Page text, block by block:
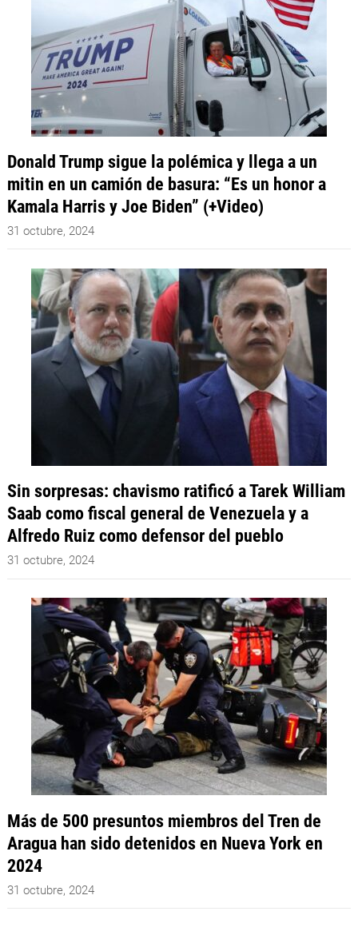
Donald Trump sigue la polémica y llega a un
mitin en un camión de basura: “Es un honor a
Kamala Harris y Joe Biden” (+Video)
31 octubre, 2024
Sin sorpresas: chavismo ratificó a Tarek William
Saab como fiscal general de Venezuela y a
Alfredo Ruiz como defensor del pueblo
31 octubre, 2024
Más de 500 presuntos miembros del Tren de
Aragua han sido detenidos en Nueva York en
2024
31 octubre, 2024